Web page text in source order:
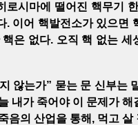
로시마에 떨어진 핵무기
. 이어 핵발전소가 있으면
은 없다. 오직 핵 없는 세
않는가” 묻는 문 신부는
내가 죽어야 이 문제가 해
음의 산업을 통해, 먹고